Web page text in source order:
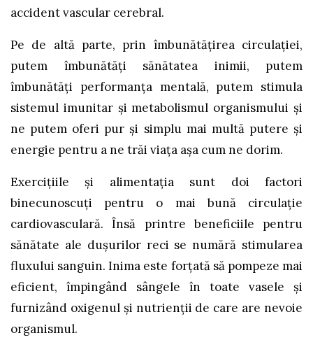
accident vascular cerebral.
Pe de altă parte, prin îmbunătățirea circulației,
putem îmbunătăți sănătatea inimii, putem
îmbunătăți performanța mentală, putem stimula
sistemul imunitar și metabolismul organismului și
ne putem oferi pur și simplu mai multă putere și
energie pentru a ne trăi viața așa cum ne dorim.
Exercițiile și alimentația sunt doi factori
binecunoscuți pentru o mai bună circulație
cardiovasculară. Însă printre beneficiile pentru
sănătate ale dușurilor reci se numără stimularea
fluxului sanguin. Inima este forțată să pompeze mai
eficient, împingând sângele în toate vasele și
furnizând oxigenul și nutrienții de care are nevoie
organismul.